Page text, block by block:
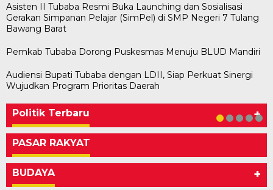
Asisten II Tubaba Resmi Buka Launching dan Sosialisasi
Gerakan Simpanan Pelajar (SimPel) di SMP Negeri 7 Tulang
Bawang Barat
Pemkab Tubaba Dorong Puskesmas Menuju BLUD Mandiri
Audiensi Bupati Tubaba dengan LDII, Siap Perkuat Sinergi
Wujudkan Program Prioritas Daerah
Politik Terbaru +
Bawaslu Tegaskan Sikap Siap Bersinergi
Di KABAR AKTUAL, POLITIK
Usai Musda, DPD Golkar Tulang Bawang Gelar
Di POLITIK | 11 Mei 2026
M. Aris Pratama Hanan Resmi ‘Nakhodai’ DPD II
Di POLITIK | 1 Mei 2026
Herman HN Lantik Budi Yohanda sebagai
Di POLITIK | 29 Januari 2026
Bupati Tubaba Hadiri Pelantikan Pengurus DPD
Di POLITIK | 28 Januari 2026
PASAR RAKYAT
BUDAYA +